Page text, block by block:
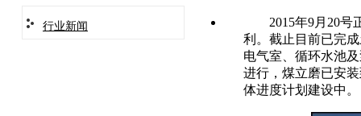
行业新闻 2015年9月 20号
利。截止目前已完
电气室、循环水池
进行，煤立磨已安
体进度计划建设中。